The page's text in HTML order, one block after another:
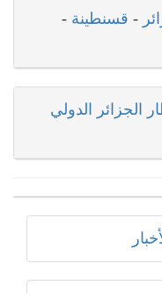
- قسنطينة -
الجزائر الدولي